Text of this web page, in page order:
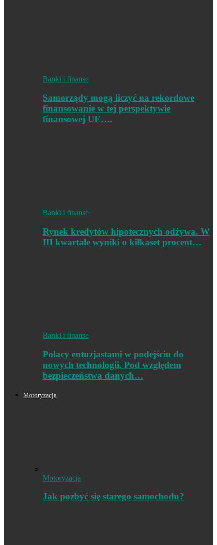
Banki i finanse
Samorządy mogą liczyć na rekordowe
finansowanie w tej perspektywie
finansowej UE….
Banki i finanse
Rynek kredytów hipotecznych odżywa. W
III kwartale wyniki o kilkaset procent…
Banki i finanse
Polacy entuzjastami w podejściu do
nowych technologii. Pod względem
bezpieczeństwa danych…
Motoryzacja
Motoryzacja
Jak pozbyć się starego samochodu?